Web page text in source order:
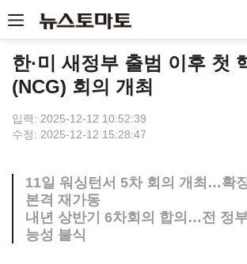
한·미 새정부 출범 이후 첫
(NCG) 회의 개최
입력: 2025-12-12 10:52:39
수정: 2025-12-12 15:28:47
11일 워싱턴서 5차 회의 개최…확
본격 재가동
내년 상반기 6차회의 합의…전 정
능성 불식